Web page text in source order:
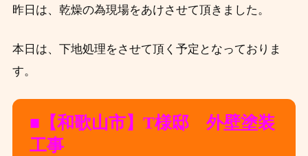
昨日は、乾燥の為現場をあけさせて頂きました。
本日は、下地処理をさせて頂く予定となっておりま
す。
■【和歌山市】T様邸 外壁塗装
工事